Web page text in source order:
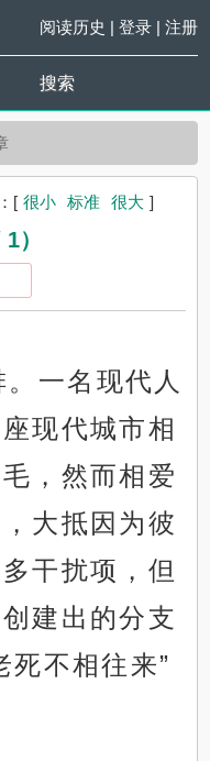
阅读历史 | 登录| 注册
搜索
[ 很小 标准 很大 ]
）
一名现代人
现代城市相
，然而相爱
大抵因为彼
干扰项，但
建出的分支
死不相往来”